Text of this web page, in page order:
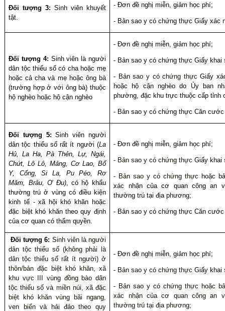
Đối tượng 3: Sinh viên khuyết
tật.
- Đơn đề nghị miễn, giảm học phí;
- Bản sao y có chứng thựcGiấy xác
Đối tượng 4: Sinh viên là người
dân tộc thiểu số có cha hoặc mẹ
hoặc cả cha và mẹ hoặc ông bà
(trường hợp ở với ông bà) thuộc
hộ nghèo hoặc hộ cận nghèo
- Đơn đề nghị miễn, giảm học phí;
- Bản sao y có chứng thựcGiấy khai
- Bản sao y có chứng thựcGiấy
hoặc hộ cận nghèo do Ủy ban
phường, đặc khu trực thuộc cấp tỉnh
- Bản sao y có chứng thực Căn cước
Đối tượng 5:Sinh viên người
dân tộc thiểu số rất ít người (La
Hủ, La Ha, Pà Thẻn, Lự, Ngái,
Chứt, Lô Lô, Mảng, Cơ Lao, Bố
Y, Cống, Si La, Pu Péo, Rơ
Măm, Brâu, Ơ Đu), có hộ khẩu
thường trúở vùng có điều kiện
kinh tế - xã hội khó khăn hoặc
đặc biệt khó khăn theo quy định
của cơ quan có thẩm quyền.
- Đơn đề nghị miễn, giảm học phí;
- Bản sao y có chứng thực Giấy khai
- Bản sao y có chứng thực hoặc
xác nhận của cơ quan công an
thường trú tại địa phương;
- Bản sao y có chứng thực Căn cước
Đối tượng 6: Sinh viên là người
dân tộc thiểu số (không phải là
dân tộc thiểu số rất ít người) ở
thôn/bản đặc biệt khó khăn, xã
khu vực III vùng đồng bào dân
tộc thiểu số và miền núi, xã đặc
biệt khó khăn vùng bãi ngang,
ven biển và hải đảo theo quy
- Đơn đề nghị miễn, giảm học phí;
- Bản sao y có chứng thựcGiấy khai
- Bản sao y có chứng thực hoặc
xác nhận của cơ quan công an
thường trú tại địa phương;